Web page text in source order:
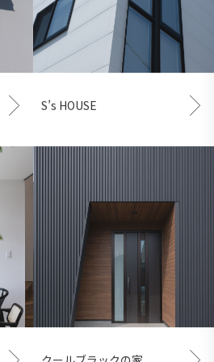
S’s HOUSE
クールブラックの家